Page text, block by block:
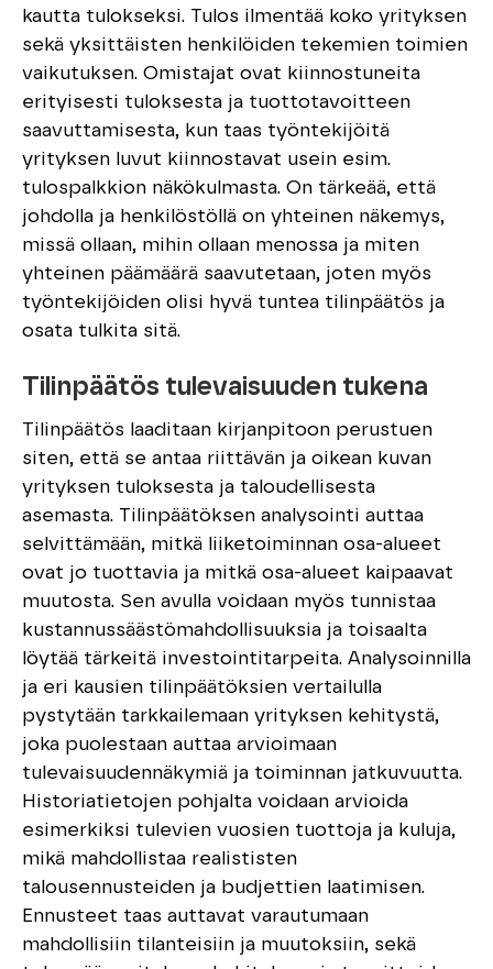
kautta tulokseksi. Tulos ilmentää koko yrityksen
sekä yksittäisten henkilöiden tekemien toimien
vaikutuksen. Omistajat ovat kiinnostuneita
erityisesti tuloksesta ja tuottotavoitteen
saavuttamisesta, kun taas työntekijöitä
yrityksen luvut kiinnostavat usein esim.
tulospalkkion näkökulmasta. On tärkeää, että
johdolla ja henkilöstöllä on yhteinen näkemys,
missä ollaan, mihin ollaan menossa ja miten
yhteinen päämäärä saavutetaan, joten myös
työntekijöiden olisi hyvä tuntea tilinpäätös ja
osata tulkita sitä.
Tilinpäätös tulevaisuuden tukena
Tilinpäätös laaditaan kirjanpitoon perustuen
siten, että se antaa riittävän ja oikean kuvan
yrityksen tuloksesta ja taloudellisesta
asemasta. Tilinpäätöksen analysointi auttaa
selvittämään, mitkä liiketoiminnan osa-alueet
ovat jo tuottavia ja mitkä osa-alueet kaipaavat
muutosta. Sen avulla voidaan myös tunnistaa
kustannussäästömahdollisuuksia ja toisaalta
löytää tärkeitä investointitarpeita. Analysoinnilla
ja eri kausien tilinpäätöksien vertailulla
pystytään tarkkailemaan yrityksen kehitystä,
joka puolestaan auttaa arvioimaan
tulevaisuudennäkymiä ja toiminnan jatkuvuutta.
Historiatietojen pohjalta voidaan arvioida
esimerkiksi tulevien vuosien tuottoja ja kuluja,
mikä mahdollistaa realististen
talousennusteiden ja budjettien laatimisen.
Ennusteet taas auttavat varautumaan
mahdollisiin tilanteisiin ja muutoksiin, sekä